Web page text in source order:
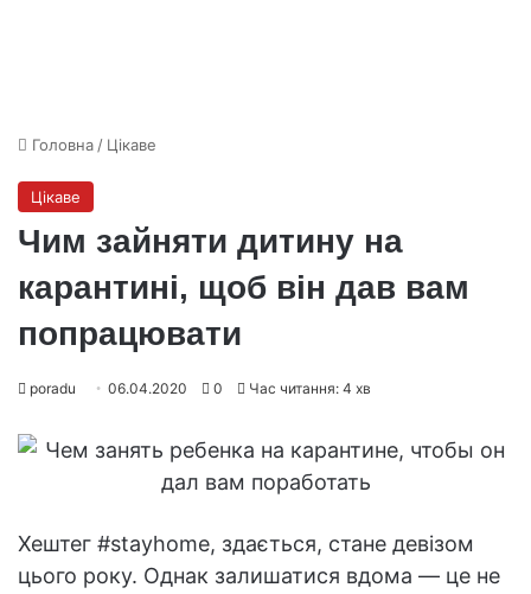
Головна / Цікаве
Цікаве
Чим зайняти дитину на
карантині, щоб він дав вам
попрацювати
poradu 06.04.2020 0 Час читання: 4 хв
Хештег #stayhome, здається, стане девізом
цього року. Однак залишатися вдома — це не